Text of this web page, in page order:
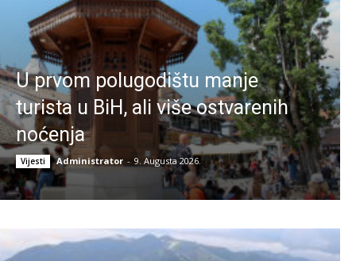
U prvom polugodištu manje
turista u BiH, ali više ostvarenih
noćenja
Vijesti Administrator - 9. Augusta 2026.